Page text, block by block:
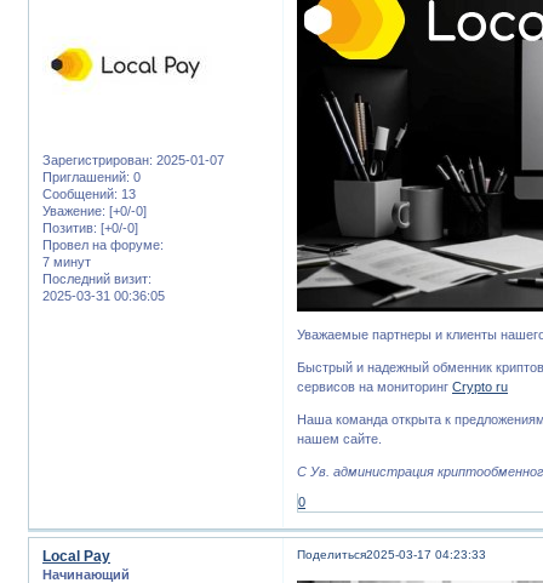
Зарегистрирован: 2025-01-07
Приглашений: 0
Сообщений: 13
Уважение: [+0/-0]
Позитив: [+0/-0]
Провел на форуме:
7 минут
Последний визит:
2025-03-31 00:36:05
Уважаемые партнеры и клиенты
Быстрый и надежный обменник
сервисов на мониторингCrypto ru
Наша команда открыта к
нашем сайте.
С Ув. администрация
0
Поделиться2025-03-17 04:23:33
Local Pay
Начинающий